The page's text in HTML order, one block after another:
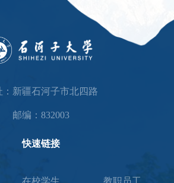
：新疆石河子市北四路
邮编：832003
快速链接
在校学生 教职员工